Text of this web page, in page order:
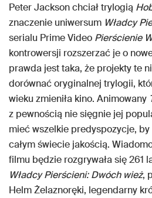
Peter Jackson chciał trylogią
znaczenie uniwersum Władcy
serialu Prime Video Pierścienie
kontrowersji rozszerzać je o
prawda jest taka, że projekty te
dorównać oryginalnej trylogii,
wieku zmieniła kino. Animowany
z pewnością nie sięgnie jej
mieć wszelkie predyspozycje,
całym świecie jakością.
filmu będzie rozgrywała się 261
Władcy Pierścieni: Dwóch wież,
Helm Żelaznoręki, legendarny